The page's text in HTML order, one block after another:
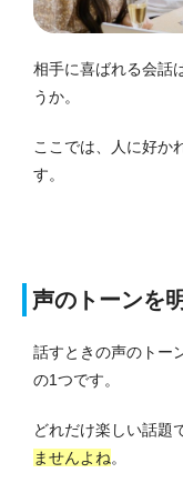
相手に喜ばれる会話
うか。
ここでは、人に好か
す。
声のトーンを
話すときの声のトー
の1つです。
どれだけ楽しい話題
ませんよね。